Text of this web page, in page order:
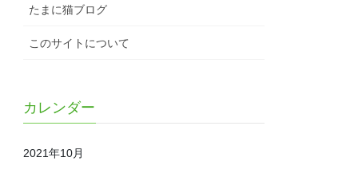
たまに猫ブログ
このサイトについて
カレンダー
2021年10月